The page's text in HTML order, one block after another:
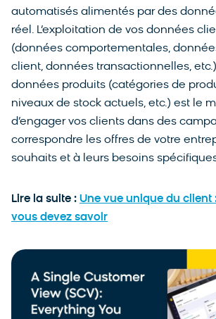
automatisés alimentés par des
réel. L’exploitation de vos données
(données comportementales,
client, données transactionnelles,
données produits (catégories de
niveaux de stock actuels, etc.) est le
d’engager vos clients dans des
correspondre les offres de votre
souhaits et à leurs besoins
Lire la suite : Une vue unique du client
vous devez savoir